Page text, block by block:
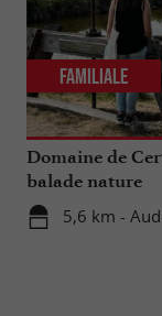
Domaine de
balade nature
5,6 km -
Familiale